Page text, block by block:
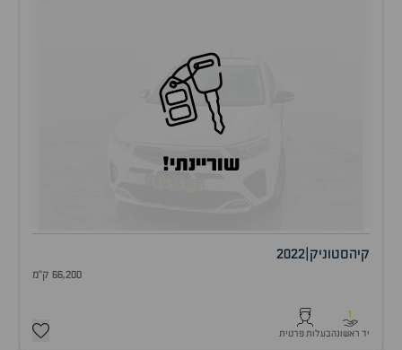
שוריינתי!
קיהסטוניק 2022
66,200 ק"מ
1
יד ראשונהבעלות פרטית